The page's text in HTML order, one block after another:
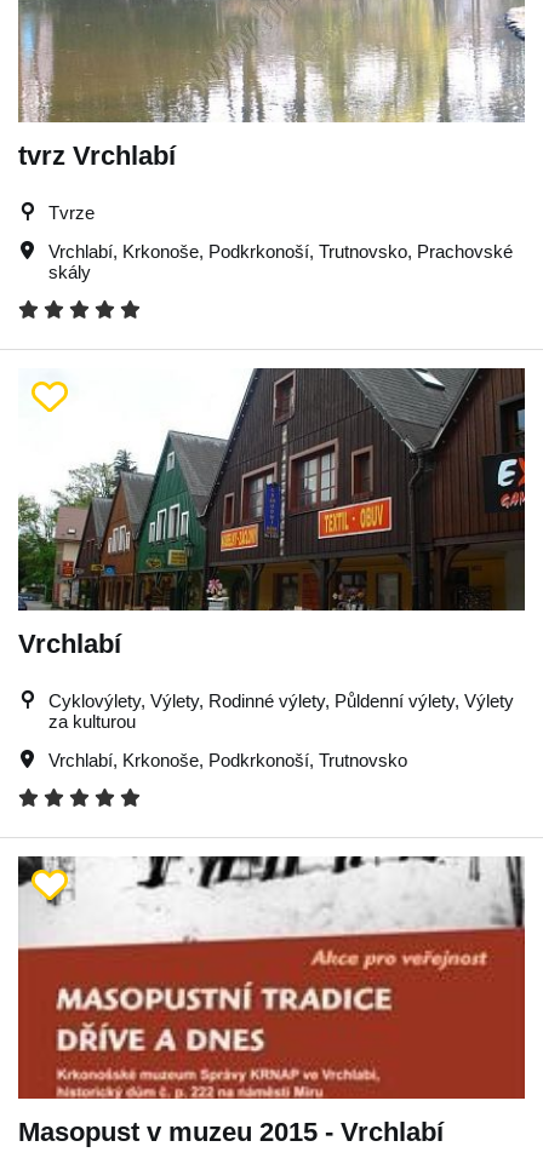
tvrz Vrchlabí
Tvrze
Vrchlabí, Krkonoše, Podkrkonoší, Trutnovsko, Prachovské
skály
Vrchlabí
Cyklovýlety, Výlety, Rodinné výlety, Půldenní výlety, Výlety
za kulturou
Vrchlabí, Krkonoše, Podkrkonoší, Trutnovsko
Masopust v muzeu 2015 - Vrchlabí